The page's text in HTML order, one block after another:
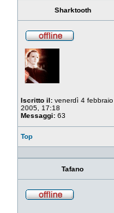
Sharktooth
Iscritto il: venerdì 4 febbraio
2005, 17:18
Messaggi: 63
Top
Tafano